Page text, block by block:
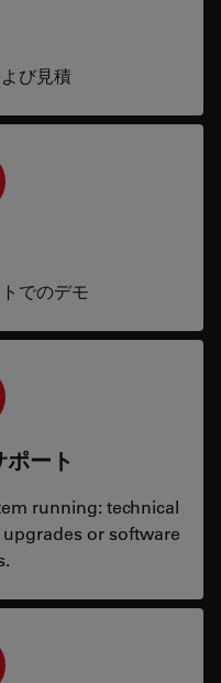
び見積
でのデモ
ート
running: technical
or software